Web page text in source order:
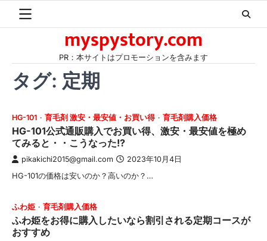
myspystory.com
PR：本サイトはプロモーションを含みます
タグ: 定期
HG-101 育毛剤 激安・最安値・お買い得 育毛剤購入価格
HG-101公式通販購入でお買い得、激安・最安値を極め
てみると・・こうなった!?
pikakichi2015@gmail.com 2023年10月4日
HG-101の価格は安いのか？高いのか？…
ふわ姫 育毛剤購入価格
ふわ姫をお得に購入したいなら割引される定期コースが
おすすめ